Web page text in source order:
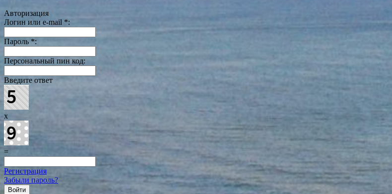
Авторизация
Логин или e-mail *:
Пароль *:
Персональный пин код:
Введите ответ
x
=
Регистрация
Забыли пароль?